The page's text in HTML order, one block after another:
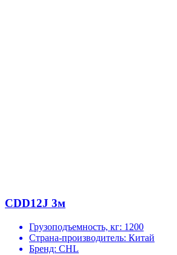
CDD12J 3м
Грузоподъемность, кг: 1200
Страна-производитель: Китай
Бренд: CHL